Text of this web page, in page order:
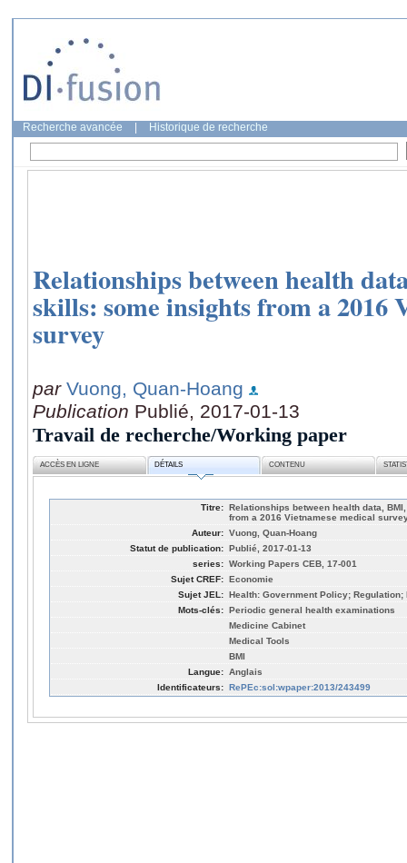
Recherche avancée Historique de recherche
Relationships between health
skills: some insights from a 2016
survey
par Vuong, Quan-Hoang
Publication Publié, 2017-01-13
Travail de recherche/Working paper
ACCÈS EN LIGNE DÉTAILS CONTENU
Titre: Relationships between health data,
from a 2016 Vietnamese medical
Auteur: Vuong, Quan-Hoang
Statut de publication: Publié, 2017-01-13
series: Working Papers CEB, 17-001
Sujet CREF: Economie
Sujet JEL: Health: Government Policy; Regulation;
Mots-clés: Periodic general health examinations
Medicine Cabinet
Medical Tools
BMI
Langue: Anglais
Identificateurs: RePEc:sol:wpaper:2013/243499